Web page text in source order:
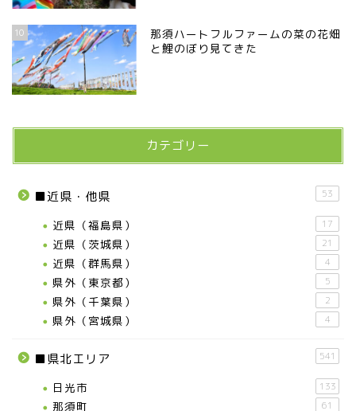
10
那須ハートフルファームの菜の花畑
と鯉のぼり見てきた
カテゴリー
■近県・他県 53
近県（福島県） 17
近県（茨城県） 21
近県（群馬県） 4
県外（東京都） 5
県外（千葉県） 2
県外（宮城県） 4
■県北エリア 541
日光市 133
那須町 61